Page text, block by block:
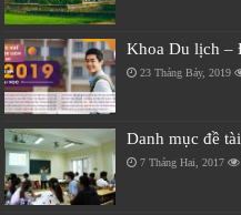
Khoa Du lịch –
23 Tháng Bảy, 2019
Danh mục đề
7 Tháng Hai, 2017